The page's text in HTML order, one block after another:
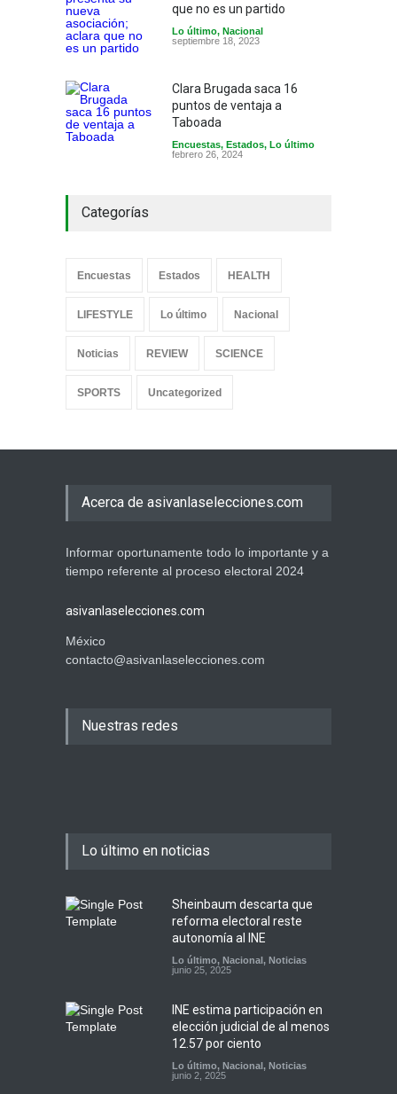
que no es un partido
Lo último, Nacional
septiembre 18, 2023
Clara Brugada saca 16
puntos de ventaja a
Taboada
Encuestas, Estados, Lo último
febrero 26, 2024
Categorías
Encuestas Estados HEALTH
LIFESTYLE Lo último Nacional
Noticias REVIEW SCIENCE
SPORTS Uncategorized
Acerca de asivanlaselecciones.com
Informar oportunamente todo lo importante y a
tiempo referente al proceso electoral 2024
asivanlaselecciones.com
México
contacto@asivanlaselecciones.com
Nuestras redes
Lo último en noticias
Sheinbaum descarta que
reforma electoral reste
autonomía al INE
Lo último, Nacional, Noticias
junio 25, 2025
INE estima participación en
elección judicial de al menos
12.57 por ciento
Lo último, Nacional, Noticias
junio 2, 2025